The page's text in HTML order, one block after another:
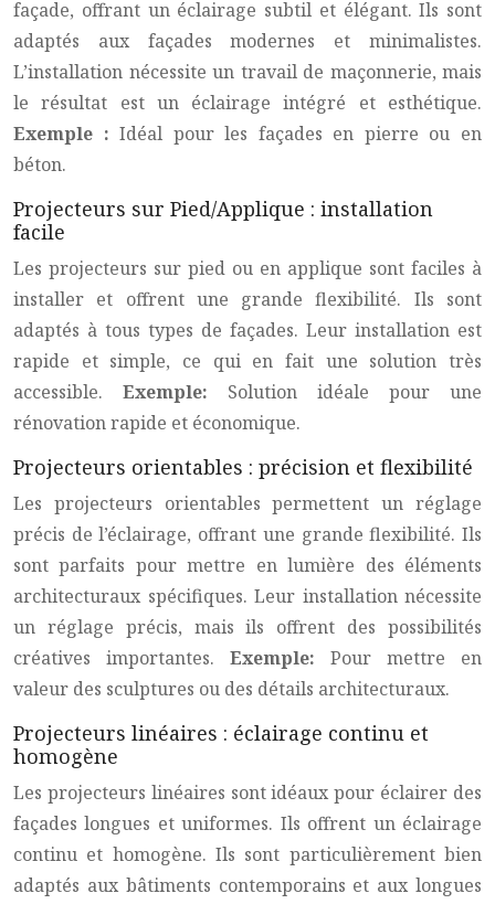
façade, offrant un éclairage subtil et élégant. Ils sont
adaptés aux façades modernes et minimalistes.
L’installation nécessite un travail de maçonnerie, mais
le résultat est un éclairage intégré et esthétique.
Exemple :Idéal pour les façades en pierre ou en
béton.
Projecteurs sur Pied/Applique : installation
facile
Les projecteurs sur pied ou en applique sont faciles à
installer et offrent une grande flexibilité. Ils sont
adaptés à tous types de façades. Leur installation est
rapide et simple, ce qui en fait une solution très
accessible. Exemple: Solution idéale pour une
rénovation rapide et économique.
Projecteurs orientables : précision et flexibilité
Les projecteurs orientables permettent un réglage
précis de l’éclairage, offrant une grande flexibilité. Ils
sont parfaits pour mettre en lumière des éléments
architecturaux spécifiques. Leur installation nécessite
un réglage précis, mais ils offrent des possibilités
créatives importantes. Exemple: Pour mettre en
valeur des sculptures ou des détails architecturaux.
Projecteurs linéaires : éclairage continu et
homogène
Les projecteurs linéaires sont idéaux pour éclairer des
façades longues et uniformes. Ils offrent un éclairage
continu et homogène. Ils sont particulièrement bien
adaptés aux bâtiments contemporains et aux longues